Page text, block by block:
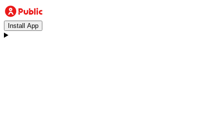
Install App